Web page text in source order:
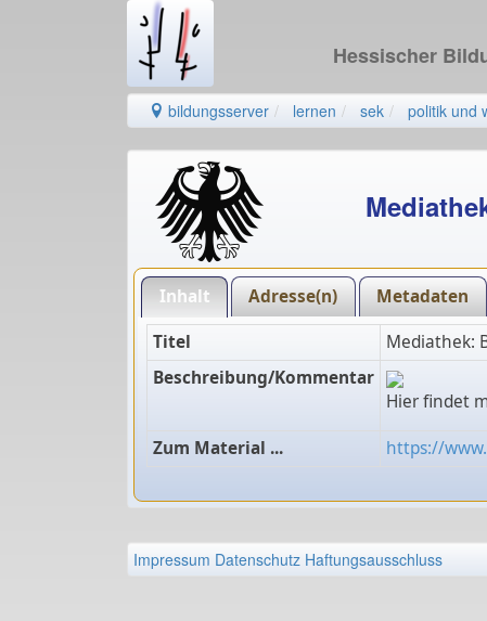
Hessischer
bildungsserver lernen sek politik und
Inhalt Adresse(n) Metadaten
Titel
Mediathek:
Beschreibung/Kommentar
Hier findet
Zum Material ... https://
Impressum Datenschutz Haftungsausschluss